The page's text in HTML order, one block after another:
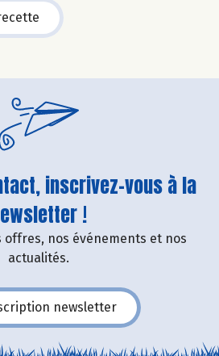
inscrivez-vous à la
!
offres, nos événements et nos
actualités.
newsletter